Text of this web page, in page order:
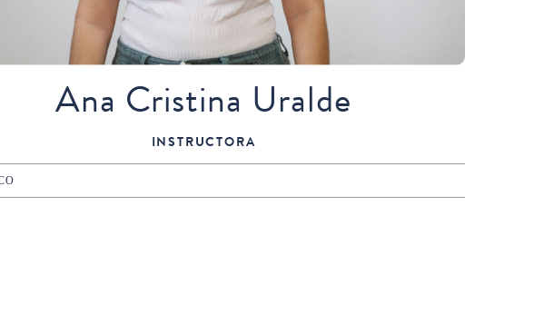
Ana Cristina Uralde
INSTRUCTORA